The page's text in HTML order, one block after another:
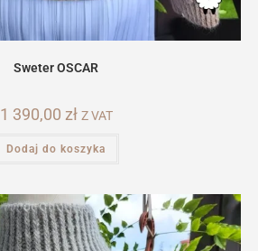
Sweter OSCAR
1 390,00 zł Z VAT
Dodaj do koszyka